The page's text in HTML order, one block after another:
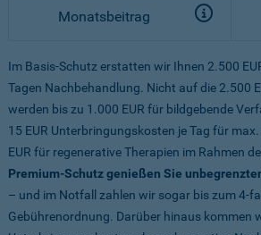
Monatsbeitrag
Im Basis-Schutz erstatten wir Ihnen 2.500
Tagen Nachbehandlung. Nicht auf die 2.500
werden bis zu 1.000 EUR für bildgebende
15 EUR Unterbringungskosten je Tag für
EUR für regenerative Therapien im Rahmen
Premium-Schutz genießen Sie
– und im Notfall zahlen wir sogar bis zum 4-
Gebührenordnung. Darüber hinaus kommen